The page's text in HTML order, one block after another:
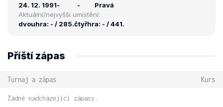
24. 12. 1991-
-
Pravá
Aktuální/nejvyšší umístění:
dvouhra: - / 285.čtyřhra: - / 441.
Příští zápas
Turnaj a zápas Kurs
Žádné nadcházející zápasy.